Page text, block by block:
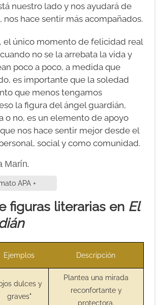
nuestro lado y nos ayudará de
nos hace sentir más acompañados.
el único momento de felicidad real
no se la arrebata la vida y
poco a poco, a medida que
es importante que la soledad
que menos tengamos
la figura del ángel guardián,
o no, es un elemento de apoyo
nos hace sentir mejor desde el
social y como comunidad.
Marín.
APA +
figuras literarias en El
Ejemplos Descripción
dulces y
graves"
Plantea una mirada
reconfortante y
protectora.